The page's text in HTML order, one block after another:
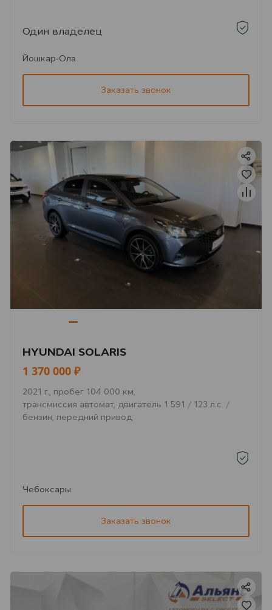
Один владелец
Йошкар-Ола
Заказать звонок
HYUNDAI SOLARIS
1 370 000 ₽
2021 г., пробег 104 000 км,
трансмиссия автомат, двигатель 1 591 / 123 л.с. /
бензин, передний привод
Чебоксары
Заказать звонок